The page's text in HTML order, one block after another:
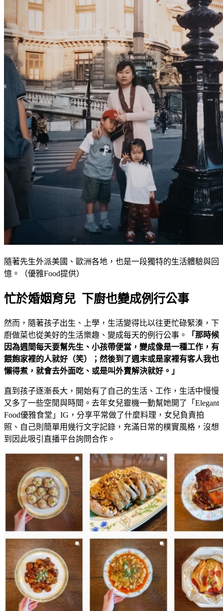
隨著先生外派美國、歐洲各地，也是一段獨特的生活體驗與回
憶。（優雅Food提供）
忙於婚姻育兒 下廚也變成例行公事
然而，隨著孩子出生、上學，生活變得比以往更忙碌緊湊，下
廚做菜也從美好的生活樂趣、變成每天的例行公事。
「那時候
因為週間每天要幫先生、小孩帶便當，變成像是一種工作，有
餵飽家裡的人就好（笑）；然後到了週末或是家裡有客人我也
懶得煮，就會去外面吃、或是叫外賣解決就好。」
直到孩子逐漸長大，開始有了自己的生活、工作，生活中慢慢
又多了一些空閒與時間。去年女兒靈機一動幫她開了「Elegant
Food優雅食堂」IG，分享平常做了什麼料理，女兒負責拍
照、自己則簡單用幾行文字記錄，充滿日常的樸實風格，沒想
到因此吸引直播平台詢問合作。